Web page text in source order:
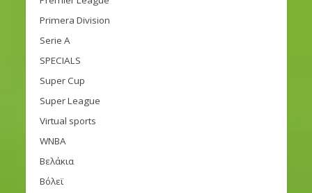
Primera Division
Serie A
SPECIALS
Super Cup
Super League
Virtual sports
WNBA
Βελάκια
Βόλεϊ